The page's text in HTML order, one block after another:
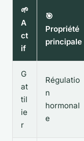
🌱
A
ct
if
🎯
Propriété
principale
G
at
til
ie
r
Régulatio
n
hormonal
e